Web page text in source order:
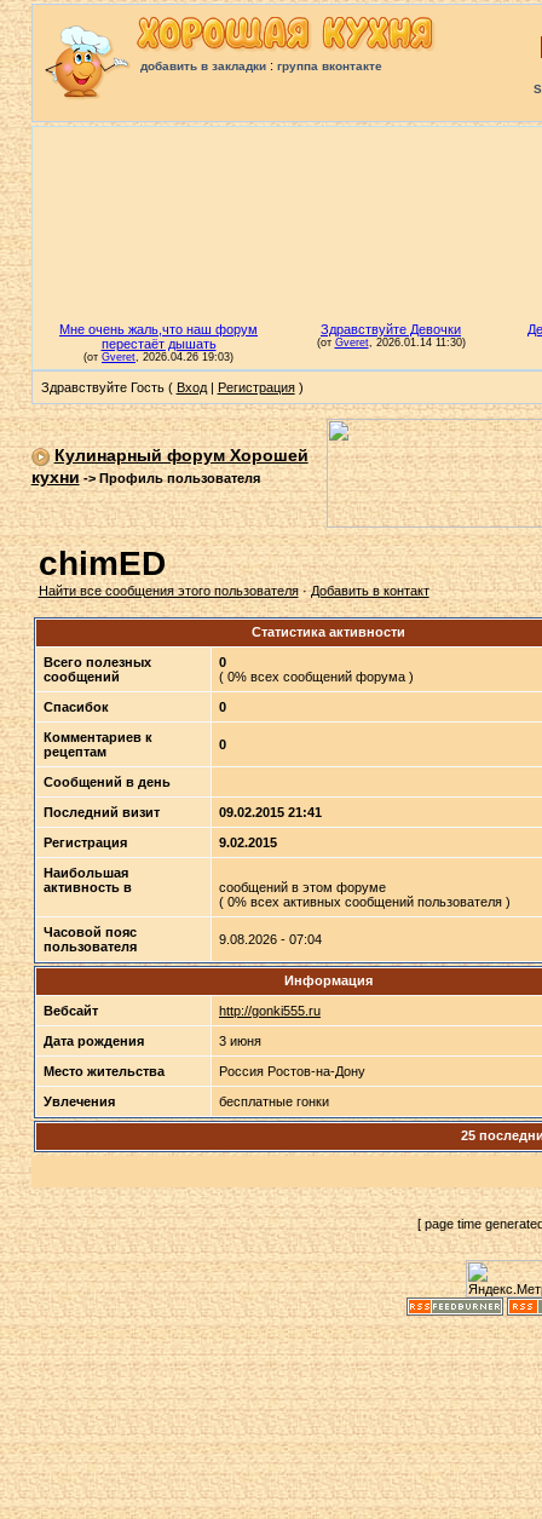
добавить в закладки: группа вконтакте
Здравствуйте Гость ( Вход| Регистрация)
Кулинарный форум Хорошей
кухни->Профиль пользователя
chimED
Найти все сообщения этого пользователя·Добавить в контакт
Статистика активности
Всего полезных
сообщений
0
( 0% всех сообщений форума )
Спасибок 0
Комментариев к
рецептам
0
Сообщений в день
Последний визит 09.02.2015 21:41
Регистрация 9.02.2015
Наибольшая
активность в
сообщений в этом форуме
( 0% всех активных сообщений пользователя )
Часовой пояс
пользователя
9.08.2026 - 07:04
Информация
Вебсайт http://gonki555.ru
Дата рождения 3 июня
Место жительства Россия Ростов-на-Дону
Увлечения бесплатные гонки
25
[ page time